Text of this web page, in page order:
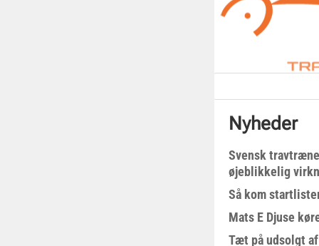
Nyheder
Svensk
øjeblikkelig
Så kom
Mats E Djuse
Tæt på udsolgt